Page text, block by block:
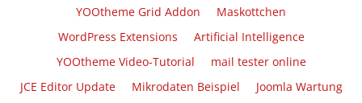
YOOtheme Grid Addon
Maskottchen
WordPress Extensions
Artificial Intelligence
YOOtheme Video-Tutorial
mail tester online
JCE Editor Update
Mikrodaten Beispiel
Joomla Wartung